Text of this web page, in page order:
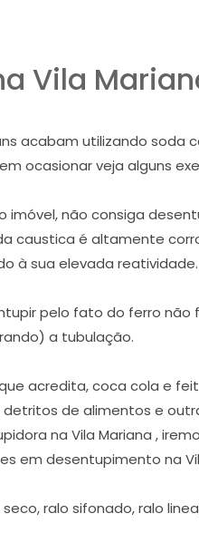
Vila
acabam utilizando soda
ocasionar veja alguns
imóvel, não consiga
caustica é altamente
à sua elevada reatividade.
pelo fato do ferro
a tubulação.
que acredita, coca cola e
de alimentos e
na Vila Mariana ,
em desentupimento na
seco, ralo sifonado, ralo